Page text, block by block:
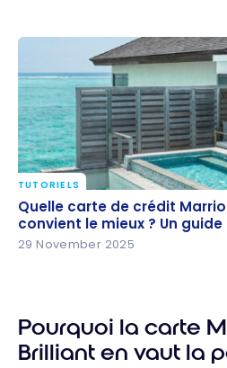
Quelle carte de crédit
convient le mieux ? Un guide
TUTORIELS
Quelle carte de crédit
convient le mieux ? Un
29 November 2025
Pourquoi la carte
Brilliant en vaut la